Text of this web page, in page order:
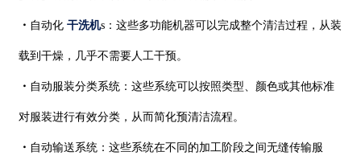
・ 自动化 干洗机s：这些多功能机器可以完成整个清洁过程，从装
载到干燥，几乎不需要人工干预。
・ 自动服装分类系统：这些系统可以按照类型、颜色或其他标准
对服装进行有效分类，从而简化预清洁流程。
・ 自动输送系统：这些系统在不同的加工阶段之间无缝传输服